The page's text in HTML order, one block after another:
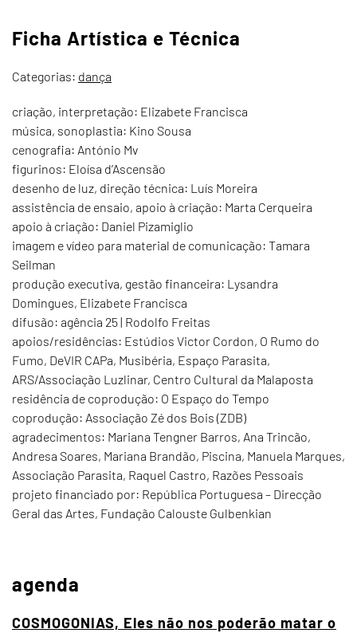
Ficha Artística e Técnica
Categorias: dança
criação, interpretação: Elizabete Francisca
música, sonoplastia: Kino Sousa
cenografia: António Mv
figurinos: Eloísa d’Ascensão
desenho de luz, direção técnica: Luís Moreira
assistência de ensaio, apoio à criação: Marta Cerqueira
apoio à criação: Daniel Pizamiglio
imagem e vídeo para material de comunicação: Tamara
Seilman
produção executiva, gestão financeira: Lysandra
Domingues, Elizabete Francisca
difusão: agência 25 | Rodolfo Freitas
apoios/residências: Estúdios Victor Cordon, O Rumo do
Fumo, DeVIR CAPa, Musibéria, Espaço Parasita,
ARS/Associação Luzlinar, Centro Cultural da Malaposta
residência de coprodução: O Espaço do Tempo
coprodução: Associação Zé dos Bois (ZDB)
agradecimentos: Mariana Tengner Barros, Ana Trincão,
Andresa Soares, Mariana Brandão, Piscina, Manuela Marques,
Associação Parasita, Raquel Castro, Razões Pessoais
projeto financiado por: República Portuguesa – Direcção
Geral das Artes, Fundação Calouste Gulbenkian
agenda
COSMOGONIAS, Eles não nos poderão matar o